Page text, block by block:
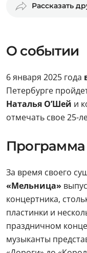
Рассказать
О событии
6 января 2025 года
Петербурге
Наталья О’Шей и
отмечать свое 25-
Программа
За время своего
«Мельница»
концертника,
пластинки и
праздничном
музыканты